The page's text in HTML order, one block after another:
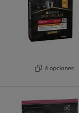
4 opciones